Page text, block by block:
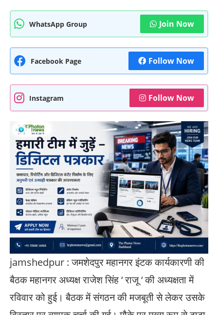
WhatsApp Group Join Now
Facebook Page Follow Now
Instagram Follow Now
jamshedpur : जमशेदपुर महानगर इंटक कार्यकारणी की
बैठक महानगर अध्यक्ष राजेश सिंह ‘ राजू ‘ की अध्यक्षता में
रविवार को हुई। बैठक में संगठन की मजबूती से लेकर उसके